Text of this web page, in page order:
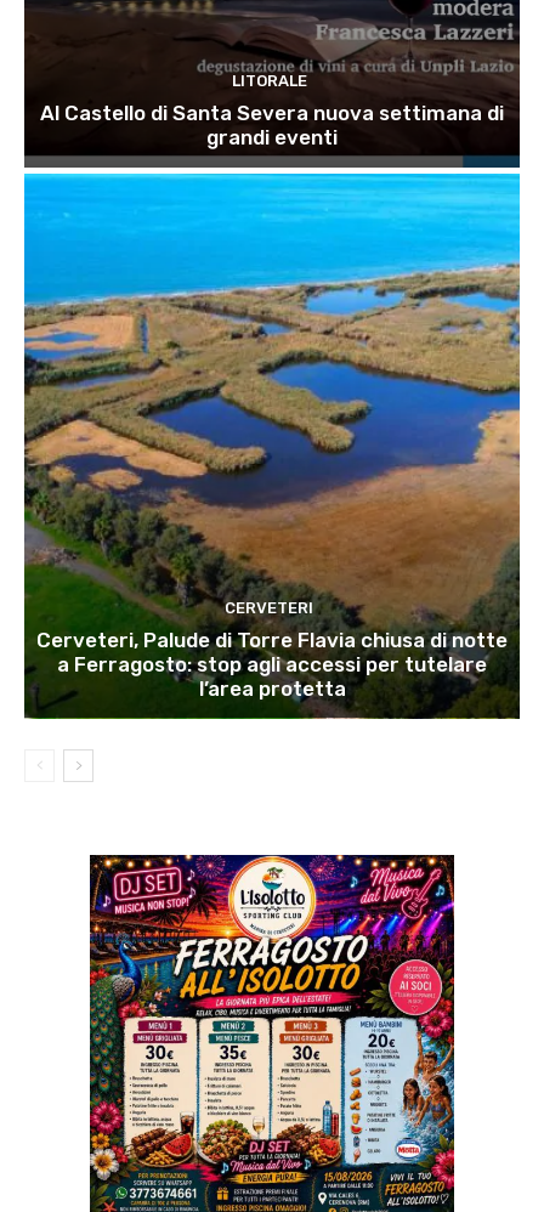
LITORALE
Al Castello di Santa Severa nuova settimana di
grandi eventi
CERVETERI
Cerveteri, Palude di Torre Flavia chiusa di notte
a Ferragosto: stop agli accessi per tutelare
l’area protetta